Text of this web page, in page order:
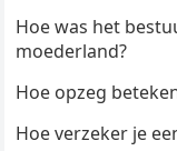
Hoe was het
moederland?
Hoe opzeg
Hoe verzeker je